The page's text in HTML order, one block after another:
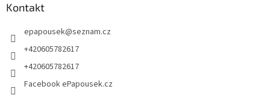
Kontakt
epapousek@seznam.cz
+420605782617
+420605782617
Facebook ePapousek.cz